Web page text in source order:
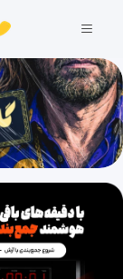
29 دقیقه
27 دقیقه
33 دقیقه
24 دقیقه